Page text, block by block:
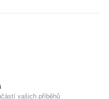
vašich příběhů